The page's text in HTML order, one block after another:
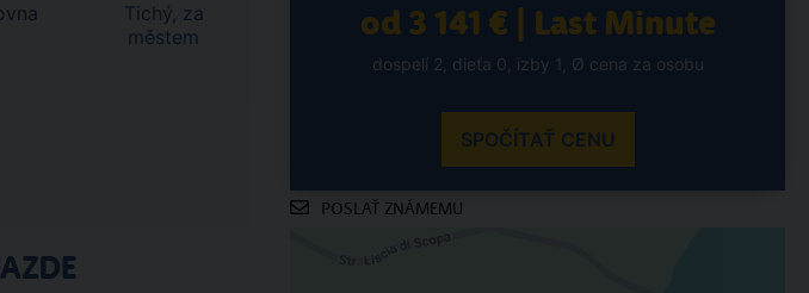
Tichý, za
městem
od 3 141 € | Last Minute
dospelí 2, dieťa 0, izby 1, Ø cena za osobu
SPOČÍTAŤ CENU
POSLAŤ ZNÁMEMU